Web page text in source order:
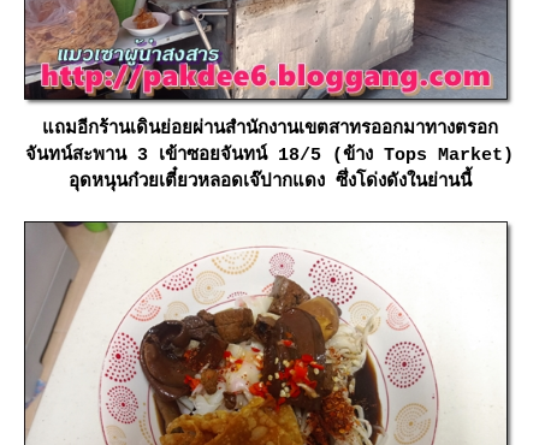
ถมอีกร้านเดินย่อยผ่านสำนักงานเขตสาทรออกมาทางตรอก
จันทน์สะพาน 3 เข้าซอยจันทน์ 18/5 (ข้าง Tops Market)
อุดหนุนก๋วยเตี๋ยวหลอดเจ๊ปากแดง ซึ่งโด่งดังในย่านนี้